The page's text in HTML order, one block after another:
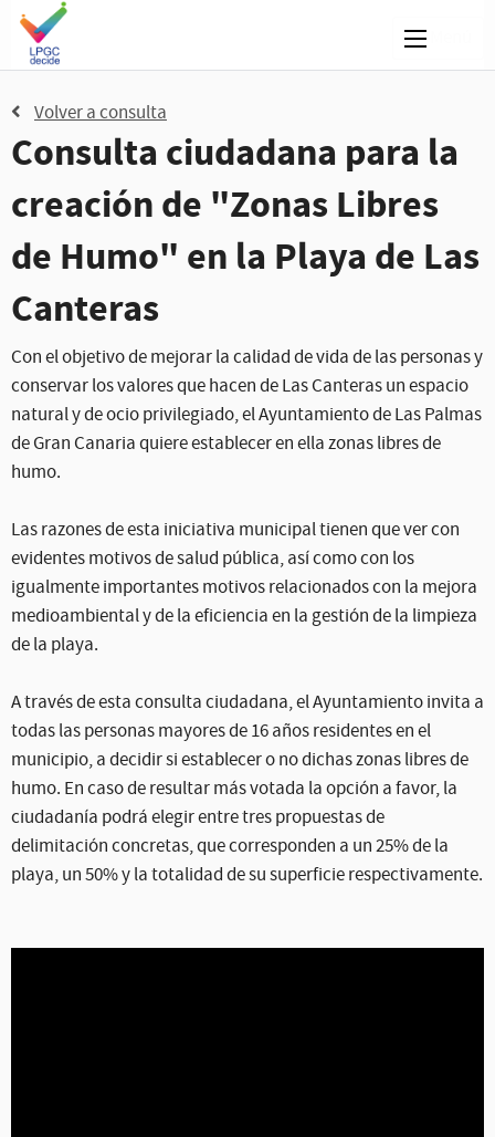
Volver a consulta
Consulta ciudadana para la
creación de "Zonas Libres
de Humo" en la Playa de Las
Canteras
Con el objetivo de mejorar la calidad de vida de las personas y
conservar los valores que hacen de Las Canteras un espacio
natural y de ocio privilegiado, el Ayuntamiento de Las Palmas
de Gran Canaria quiere establecer en ella zonas libres de
humo.
Las razones de esta iniciativa municipal tienen que ver con
evidentes motivos de salud pública, así como con los
igualmente importantes motivos relacionados con la mejora
medioambiental y de la eficiencia en la gestión de la limpieza
de la playa.
A través de esta consulta ciudadana, el Ayuntamiento invita a
todas las personas mayores de 16 años residentes en el
municipio, a decidir si establecer o no dichas zonas libres de
humo. En caso de resultar más votada la opción a favor, la
ciudadanía podrá elegir entre tres propuestas de
delimitación concretas, que corresponden a un 25% de la
playa, un 50% y la totalidad de su superficie respectivamente.